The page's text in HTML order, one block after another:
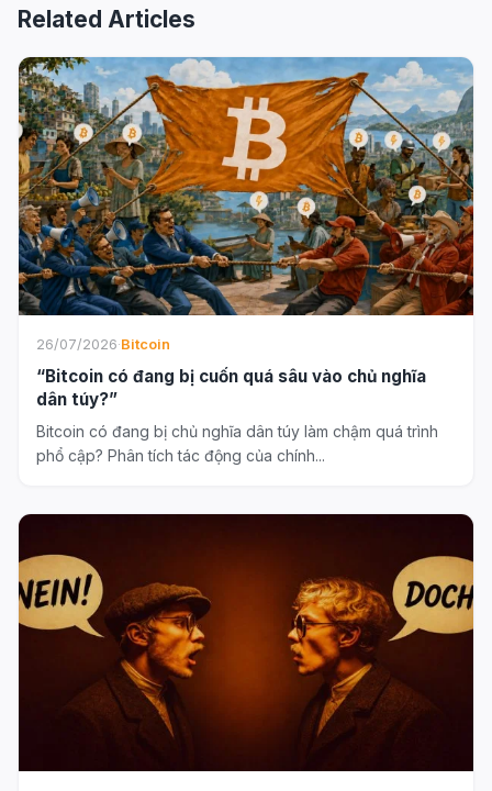
Related Articles
26/07/2026·Bitcoin
“Bitcoin có đang bị cuốn quá sâu vào chủ nghĩa
dân túy?”
Bitcoin có đang bị chủ nghĩa dân túy làm chậm quá trình
phổ cập? Phân tích tác động của chính...